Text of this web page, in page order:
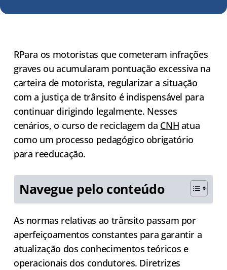
RPara os motoristas que cometeram infrações
graves ou acumularam pontuação excessiva na
carteira de motorista, regularizar a situação
com a justiça de trânsito é indispensável para
continuar dirigindo legalmente. Nesses
cenários, o curso de reciclagem da CNH atua
como um processo pedagógico obrigatório
para reeducação.
Navegue pelo conteúdo
As normas relativas ao trânsito passam por
aperfeiçoamentos constantes para garantir a
atualização dos conhecimentos teóricos e
operacionais dos condutores. Diretrizes